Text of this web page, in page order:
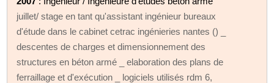
juillet/ stage en tant qu'assistant ingénieur bureaux
d'étude dans le cabinet cetrac ingénieries nantes () _
descentes de charges et dimensionnement des
structures en béton armé _ elaboration des plans de
ferraillage et d'exécution _ logiciels utilisés rdm 6,